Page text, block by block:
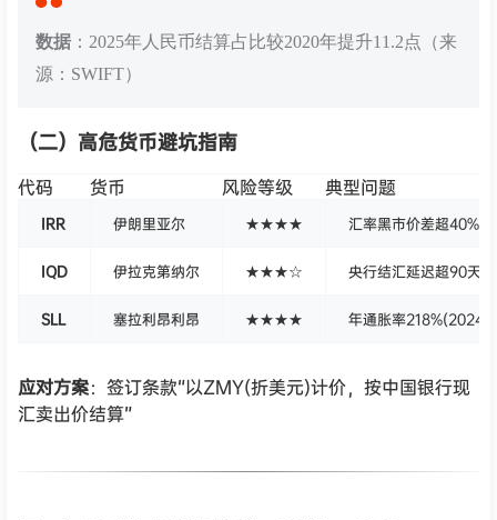
数据 ：2025年人民币结算占比较2020年提升11.2点（来
源：SWIFT）
（二）高危货币避坑指南
代码 货币 风险等级 典型问题
IRR 伊朗里亚尔 ★★★★ 汇率黑市价差超40%
IQD 伊拉克第纳尔 ★★★☆ 央行结汇延迟超90天
SLL 塞拉利昂利昂 ★★★★ 年通胀率218%(2024)
应对方案：签订条款“以ZMY(折美元)计价，按中国银行现
汇卖出价结算”